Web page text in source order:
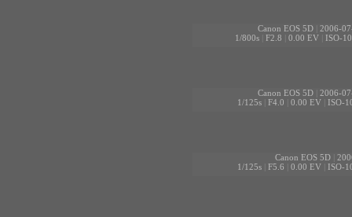
Canon EOS 5D| 2006-
1/800s| F2.8 0.00 EV| ISO-
Canon EOS 5D| 2006-
1/125s| F4.0 0.00 EV| ISO-
Canon EOS 5D|
1/125s| F5.6 0.00 EV| ISO-